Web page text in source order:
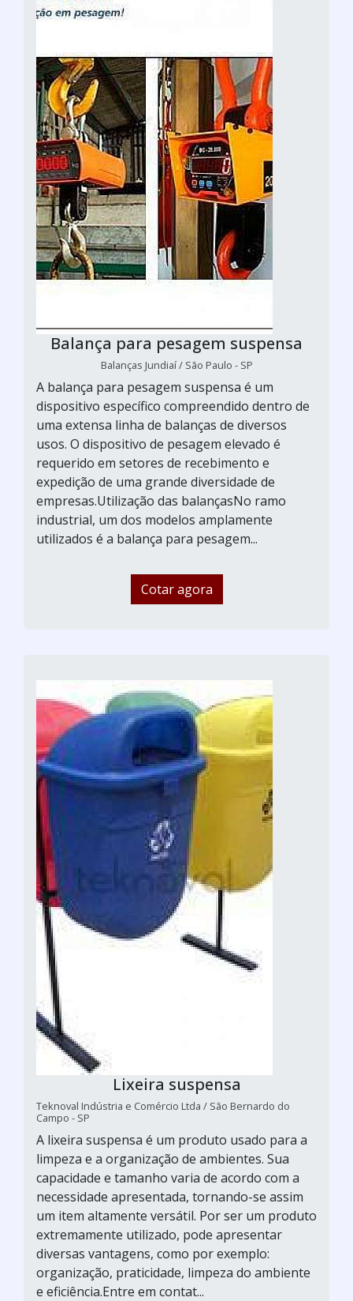
Balança para pesagem suspensa
Balanças Jundiaí / São Paulo - SP
A balança para pesagem suspensa é um
dispositivo específico compreendido dentro de
uma extensa linha de balanças de diversos
usos. O dispositivo de pesagem elevado é
requerido em setores de recebimento e
expedição de uma grande diversidade de
empresas.Utilização das balançasNo ramo
industrial, um dos modelos amplamente
utilizados é a balança para pesagem...
Cotar agora
Lixeira suspensa
Teknoval Indústria e Comércio Ltda / São Bernardo do
Campo - SP
A lixeira suspensa é um produto usado para a
limpeza e a organização de ambientes. Sua
capacidade e tamanho varia de acordo com a
necessidade apresentada, tornando-se assim
um item altamente versátil. Por ser um produto
extremamente utilizado, pode apresentar
diversas vantagens, como por exemplo:
organização, praticidade, limpeza do ambiente
e eficiência.Entre em contat...